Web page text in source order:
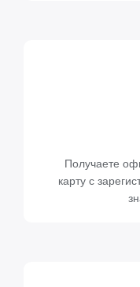
Получаете
карту с